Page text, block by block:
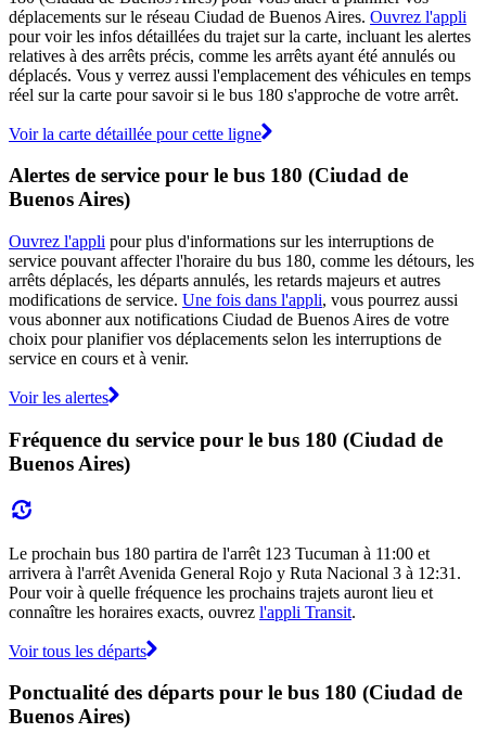
déplacements sur le réseau Ciudad de Buenos Aires. Ouvrez l'appli
pour voir les infos détaillées du trajet sur la carte, incluant les alertes
relatives à des arrêts précis, comme les arrêts ayant été annulés ou
déplacés. Vous y verrez aussi l'emplacement des véhicules en temps
réel sur la carte pour savoir si le bus 180 s'approche de votre arrêt.
Voir la carte détaillée pour cette ligne
Alertes de service pour le bus 180 (Ciudad de
Buenos Aires)
Ouvrez l'appli pour plus d'informations sur les interruptions de
service pouvant affecter l'horaire du bus 180, comme les détours, les
arrêts déplacés, les départs annulés, les retards majeurs et autres
modifications de service. Une fois dans l'appli, vous pourrez aussi
vous abonner aux notifications Ciudad de Buenos Aires de votre
choix pour planifier vos déplacements selon les interruptions de
service en cours et à venir.
Voir les alertes
Fréquence du service pour le bus 180 (Ciudad de
Buenos Aires)
Le prochain bus 180 partira de l'arrêt 123 Tucuman à 11:00 et
arrivera à l'arrêt Avenida General Rojo y Ruta Nacional 3 à 12:31.
Pour voir à quelle fréquence les prochains trajets auront lieu et
connaître les horaires exacts, ouvrez l'appli Transit.
Voir tous les départs
Ponctualité des départs pour le bus 180 (Ciudad de
Buenos Aires)